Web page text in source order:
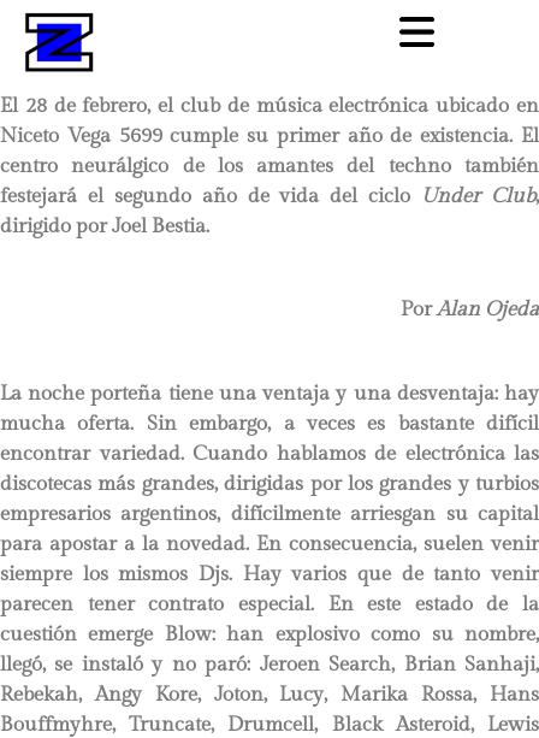
El 28 de febrero, el club de música electrónica ubicado en
Niceto Vega 5699 cumple su primer año de existencia. El
centro neurálgico de los amantes del techno también
festejará el segundo año de vida del ciclo Under Club,
dirigido por Joel Bestia.
PorAlan Ojeda
La noche porteña tiene una ventaja y una desventaja: hay
mucha oferta. Sin embargo, a veces es bastante difícil
encontrar variedad. Cuando hablamos de electrónica las
discotecas más grandes, dirigidas por los grandes y turbios
empresarios argentinos, difícilmente arriesgan su capital
para apostar a la novedad. En consecuencia, suelen venir
siempre los mismos Djs. Hay varios que de tanto venir
parecen tener contrato especial. En este estado de la
cuestión emerge Blow: han explosivo como su nombre,
llegó, se instaló y no paró: Jeroen Search, Brian Sanhaji,
Rebekah, Angy Kore, Joton, Lucy, Marika Rossa, Hans
Bouffmyhre, Truncate, Drumcell, Black Asteroid, Lewis